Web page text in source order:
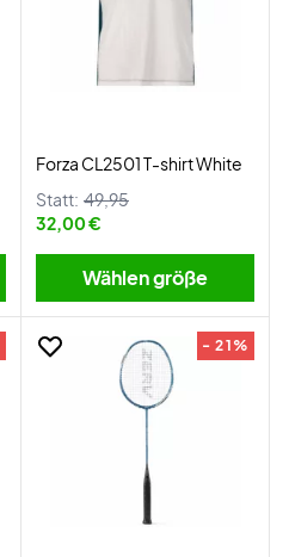
Forza CL2501 T-shirt White
Statt: 49,95
32,00 €
Wählen größe
- 21%